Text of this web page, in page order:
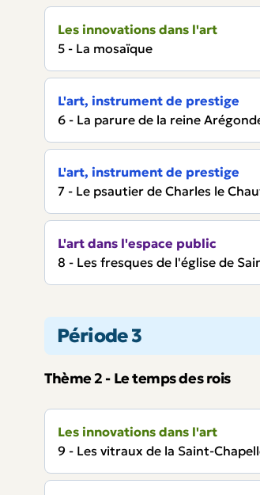
Les innovations dans l'art
5 - La mosaïque
L'art, instrument de prestige
6 - La parure de la reine
L'art, instrument de prestige
7 - Le psautier de Charles le
L'art dans l'espace public
8 - Les fresques de l'église de
Période 3
Thème 2 - Le temps des rois
Les innovations dans l'art
9 - Les vitraux de la Saint-